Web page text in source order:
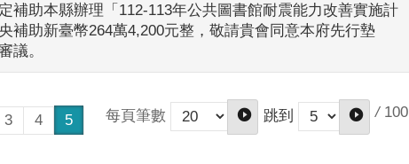
補助本縣辦理「112-113年公共圖書館耐震能力改善實施計
補助新臺幣264萬4,200元整，敬請貴會同意本府先行墊
議。
3 4 5 每頁筆數 跳到 / 100